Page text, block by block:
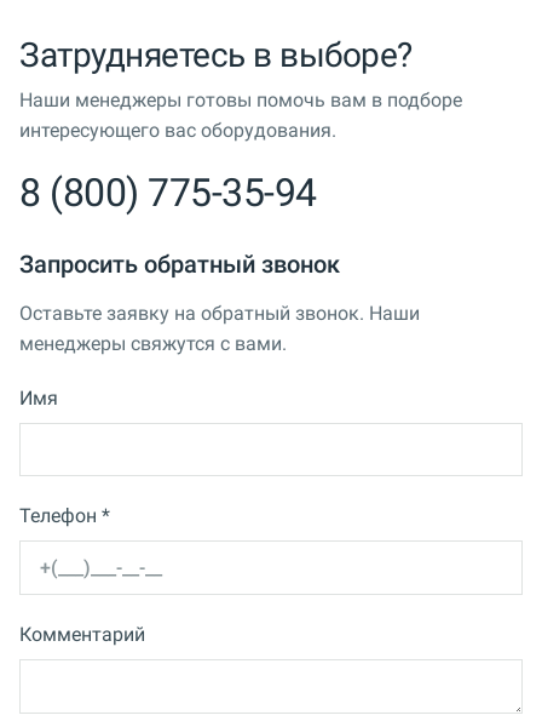
Затрудняетесь в выборе?
Наши менеджеры готовы помочь вам в подборе
интересующего вас оборудования.
8 (800) 775-35-94
Запросить обратный звонок
Оставьте заявку на обратный звонок. Наши
менеджеры свяжутся с вами.
Имя
Телефон *
Комментарий